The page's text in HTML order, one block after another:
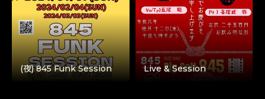
(夜) 845 Funk Session Live & Session